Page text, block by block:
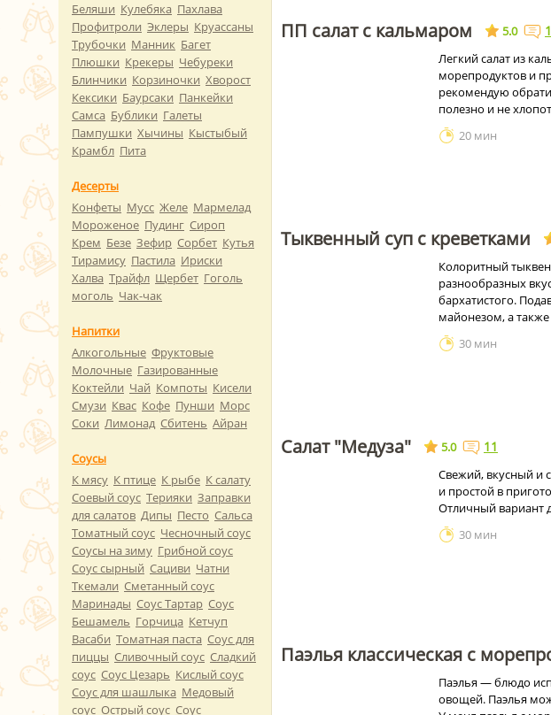
ПП салат с кальмаром 5.0
Легкий салат из
морепродуктов и
рекомендую
полезно и не
20 мин
Тыквенный суп с креветками
Колоритный
разнообразных
бархатистого.
майонезом, а
30 мин
Салат "Медуза" 5.0 11
Свежий, вкусный и
и простой в
Отличный вариант
30 мин
Паэлья классическая с
Паэлья — блюдо
овощей. Паэлья
Беляши Кулебяка Пахлава
Профитроли Эклеры Круассаны
Трубочки Манник Багет
Плюшки Крекеры Чебуреки
Блинчики Корзиночки Хворост
Кексики Баурсаки Панкейки
Самса Бублики Галеты
Пампушки Хычины Кыстыбый
Крамбл Пита
Десерты
Конфеты Мусс Желе Мармелад
Мороженое Пудинг Сироп
Крем Безе Зефир Сорбет Кутья
Тирамису Пастила Ириски
Халва Трайфл Щербет Гоголь
моголь Чак-чак
Напитки
Алкогольные Фруктовые
Молочные Газированные
Коктейли Чай Компоты Кисели
Смузи Квас Кофе Пунши Морс
Соки Лимонад Сбитень Айран
Соусы
К мясу К птице К рыбе К салату
Соевый соус Терияки Заправки
для салатов Дипы Песто Сальса
Томатный соус Чесночный соус
Соусы на зиму Грибной соус
Соус сырный Сациви Чатни
Ткемали Сметанный соус
Маринады Соус Тартар Соус
Бешамель Горчица Кетчуп
Васаби Томатная паста Соус для
пиццы Сливочный соус Сладкий
соус Соус Цезарь Кислый соус
Соус для шашлыка Медовый
соус Острый соус Соус